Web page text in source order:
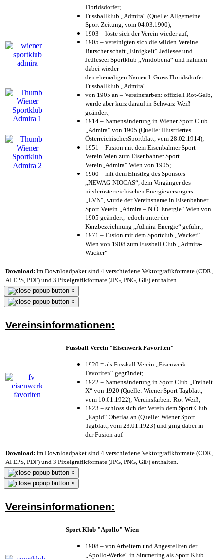
Floridsdorfer;
Fussballklub „Admira“ (Quelle: Allgemeine
Sport Zeitung, vom 04.03.1900);
1903 – löste sich der Verein wieder auf;
1905 – vereinigten sich die wilden Vereine
Burschenschaft „Einigkeit“ Jedlesee und
Jedleseer Sportklub „Vindobona“ und nahmen
dabei wieder
den ehemaligen Namen I. Gross Floridsdorfer
Fussballklub „Admira“
von 1905 an – Vereinsfarben: offiziell Rot-Gelb,
wurde aber kurz darauf in Schwarz-Weiß
geändert;
1914 – Namensänderung in Wiener Sport Club
„Admira“ von 1905 (Quelle: Illustriertes
ÖsterreichischesSportblatt, vom 28.02.1914);
1951 – Fusion mit dem Eisenbahner Sport
Verein Wien zum Eisenbahner Sport
Verein„Admira“ Wien von 1905;
1960 – mit dem Einstieg des Sponsors
„NEWAG-NIOGAS“, dem Vorgänger des
niederösterreichischen Energieversorgers
„EVN“, wurde der Vereinsname in Eisenbahner
Sport Verein „Admira – N.Ö. Energie“ Wien von
1905 geändert, jedoch unter der
Kurzbezeichnung „Admira-Energie“ geführt;
1971 – Fusion mit dem Sportclub „Wacker“
Wien von 1908 zum Fussball Club „Admira-
Wacker“
Download: Im Downloadpaket sind 4 verschiedene Vektorgrafikformate (CDR,
AI EPS, PDF) und 3 Pixelgrafikformate (JPG, PNG, GIF) enthalten.
×
×
Vereinsinformationen:
Fussball Verein "Eisenwerk Favoriten"
1920 = als Fussball Verein „Eisenwerk
Favoriten“ gegründet;
1922 = Namensänderung in Sport Club „Freiheit
X“ von 1920 (Quelle: Wiener Sport Tagblatt,
vom 10.01.1922); Vereinsfarben: Rot-Weiß;
1923 = schloss sich der Verein dem Sport Club
„Rapid“ Oberlaa an (Quelle: Wiener Sport
Tagblatt, vom 23.01.1923) und ging dabei in
der Fusion auf
Download: Im Downloadpaket sind 4 verschiedene Vektorgrafikformate (CDR,
AI EPS, PDF) und 3 Pixelgrafikformate (JPG, PNG, GIF) enthalten.
×
×
Vereinsinformationen:
Sport Klub "Apollo" Wien
1908 – von Arbeitern und Angestellten der
„Apollo-Werke“ in Simmering als Sport Klub